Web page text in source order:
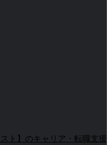
ト】のキャリア・転職支援